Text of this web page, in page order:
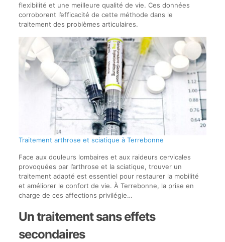
flexibilité et une meilleure qualité de vie. Ces données
corroborent l’efficacité de cette méthode dans le
traitement des problèmes articulaires.
Traitement arthrose et sciatique à Terrebonne
Face aux douleurs lombaires et aux raideurs cervicales
provoquées par l’arthrose et la sciatique, trouver un
traitement adapté est essentiel pour restaurer la mobilité
et améliorer le confort de vie. À Terrebonne, la prise en
charge de ces affections privilégie…
Un traitement sans effets
secondaires